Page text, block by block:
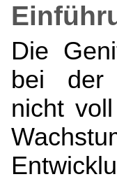
Die
bei der
nicht